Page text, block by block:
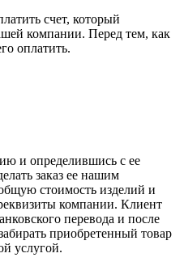
счет, который
компании. Перед тем, как
оплатить.
и определившись с ее
заказ ее нашим
стоимость изделий и
компании. Клиент
перевода и после
приобретенный товар
услугой.